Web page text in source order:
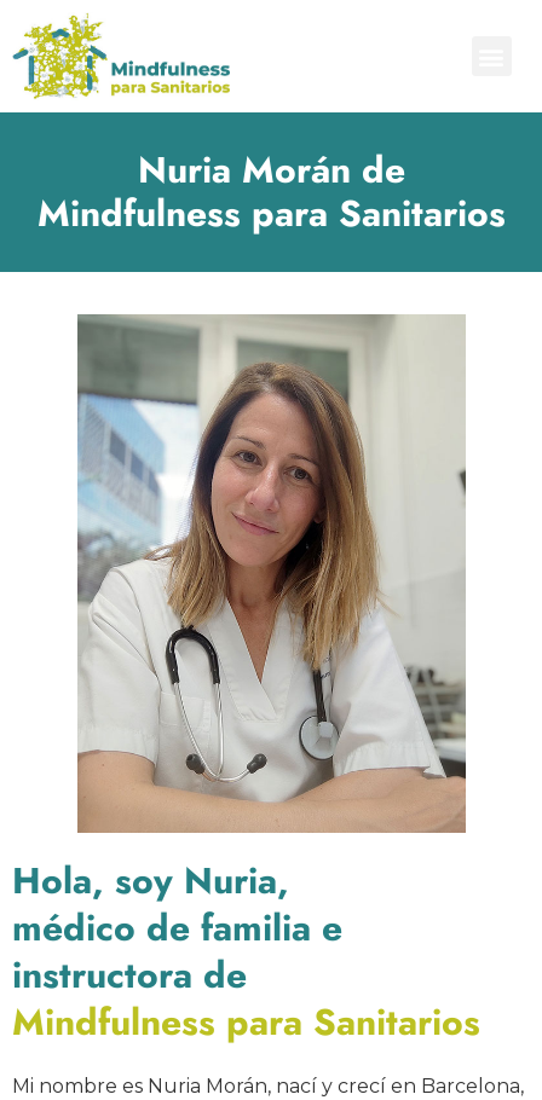
Nuria Morán de
Mindfulness para Sanitarios
Hola, soy Nuria,
médico de familia e
instructora de
Mindfulness para Sanitarios
Mi nombre es Nuria Morán, nací y crecí en Barcelona,